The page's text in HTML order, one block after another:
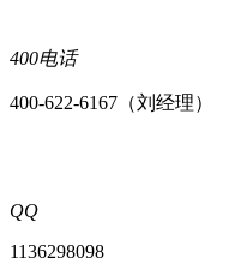
400电话
400-622-6167（刘经理）
QQ
1136298098